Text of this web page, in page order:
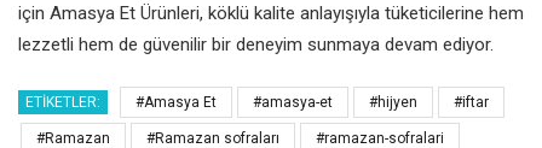
için Amasya Et Ürünleri, köklü kalite anlayışıyla tüketicilerine hem
lezzetli hem de güvenilir bir deneyim sunmaya devam ediyor.
ETIKETLER: #Amasya Et #amasya-et #hijyen #iftar
#Ramazan #Ramazan sofraları #ramazan-sofralari